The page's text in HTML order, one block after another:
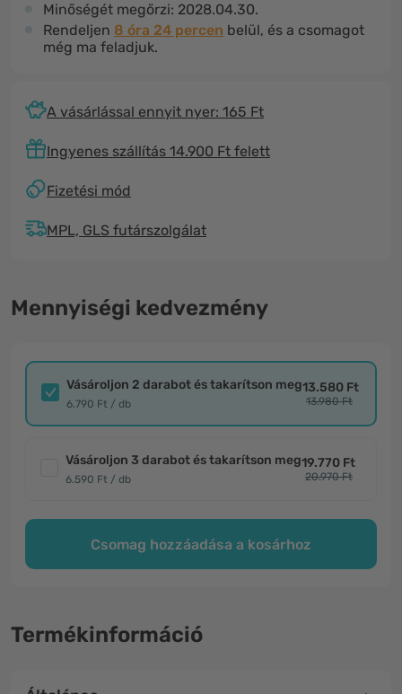
Minőségét megőrzi: 2028.04.30.
Rendeljen 8 óra 24 percen belül, és a csomagot
még ma feladjuk.
A vásárlással ennyit nyer: 165 Ft
Ingyenes szállítás 14.900 Ft felett
Fizetési mód
MPL, GLS futárszolgálat
Mennyiségi kedvezmény
Vásároljon 2 darabot és takarítson meg
6.790 Ft / db
13.580 Ft
13.980 Ft
Vásároljon 3 darabot és takarítson meg
6.590 Ft / db
19.770 Ft
20.970 Ft
Csomag hozzáadása a kosárhoz
Termékinformáció